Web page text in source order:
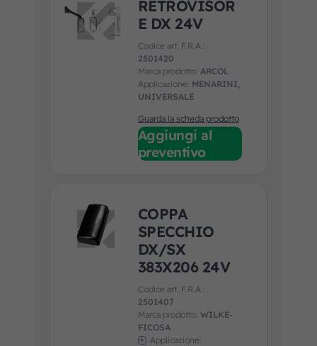
RETROVISOR
E DX 24V
Codice art. F.R.A.:
2501420
Marca prodotto: ARCOL
Applicazione: MENARINI,
UNIVERSALE
Guarda la scheda prodotto
Aggiungi al
preventivo
COPPA
SPECCHIO
DX/SX
383X206 24V
Codice art. F.R.A.:
2501407
Marca prodotto: WILKE-
FICOSA
Applicazione: